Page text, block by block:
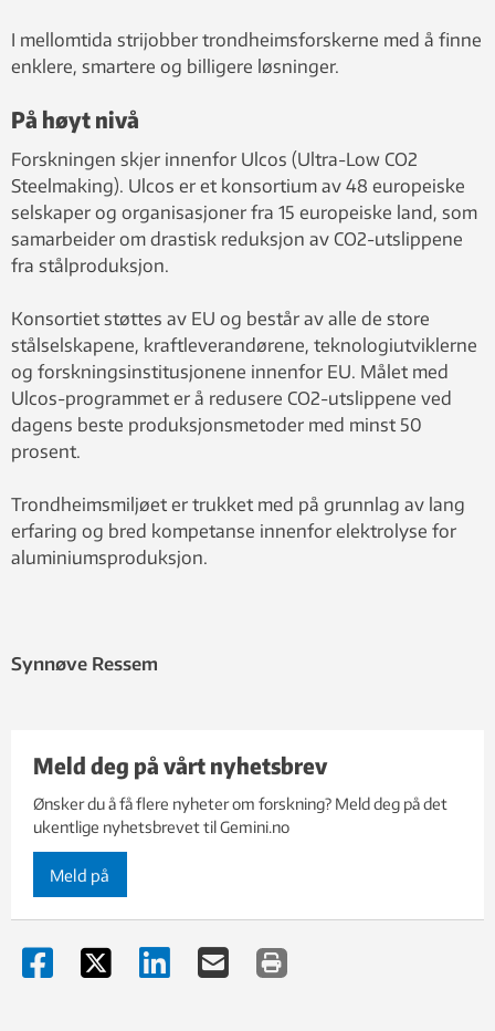
I mellomtida strijobber trondheimsforskerne med å finne
enklere, smartere og billigere løsninger.
På høyt nivå
Forskningen skjer innenfor Ulcos (Ultra-Low CO2
Steelmaking). Ulcos er et konsortium av 48 europeiske
selskaper og organisasjoner fra 15 europeiske land, som
samarbeider om drastisk reduksjon av CO2-utslippene
fra stålproduksjon.
Konsortiet støttes av EU og består av alle de store
stålselskapene, kraftleverandørene, teknologiutviklerne
og forskningsinstitusjonene innenfor EU. Målet med
Ulcos-programmet er å redusere CO2-utslippene ved
dagens beste produksjonsmetoder med minst 50
prosent.
Trondheimsmiljøet er trukket med på grunnlag av lang
erfaring og bred kompetanse innenfor elektrolyse for
aluminiumsproduksjon.
Synnøve Ressem
Meld deg på vårt nyhetsbrev
Ønsker du å få flere nyheter om forskning? Meld deg på det
ukentlige nyhetsbrevet til Gemini.no
Meld på